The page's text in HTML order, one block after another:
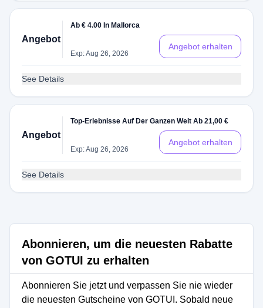
Angebot
Ab € 4.00 In Mallorca
Exp: Aug 26, 2026
Angebot erhalten
See Details
Angebot
Top-Erlebnisse Auf Der Ganzen Welt Ab 21,00 €
Exp: Aug 26, 2026
Angebot erhalten
See Details
Abonnieren, um die neuesten Rabatte
von GOTUI zu erhalten
Abonnieren Sie jetzt und verpassen Sie nie wieder
die neuesten Gutscheine von GOTUI. Sobald neue